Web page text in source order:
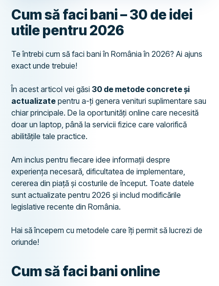
Cum să faci bani – 30 de idei
utile pentru 2026
Te întrebi cum să faci bani în România în 2026? Ai ajuns
exact unde trebuie!
În acest articol vei găsi30 de metode concrete și
actualizate pentru a-ți genera venituri suplimentare sau
chiar principale. De la oportunități online care necesită
doar un laptop, până la servicii fizice care valorifică
abilitățile tale practice.
Am inclus pentru fiecare idee informații despre
experiența necesară, dificultatea de implementare,
cererea din piață și costurile de început. Toate datele
sunt actualizate pentru 2026 și includ modificările
legislative recente din România.
Hai să începem cu metodele care îți permit să lucrezi de
oriunde!
Cum să faci bani online